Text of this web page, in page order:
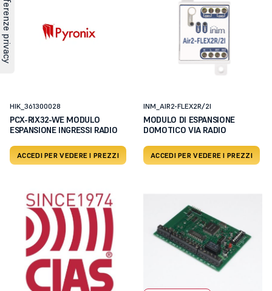
HIK_361300028
PCX-RIX32-WE MODULO
ESPANSIONE INGRESSI RADIO
ACCEDI PER VEDERE I PREZZI
INM_AIR2-FLEX2R/2I
MODULO DI ESPANSIONE
DOMOTICO VIA RADIO
ACCEDI PER VEDERE I PREZZI